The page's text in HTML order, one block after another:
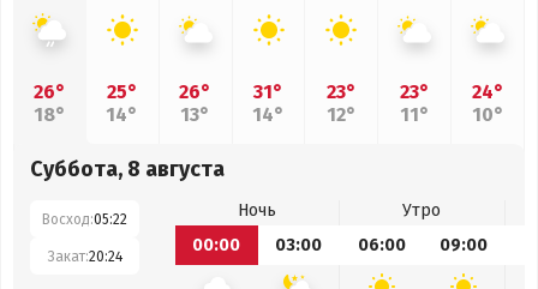
26°
18°
25°
14°
26°
13°
31°
14°
23°
12°
23°
11°
24°
10°
Суббота, 8 августа
Восход:05:22
Закат:20:24
Ночь
Утро
00:00
03:00 06:00 09:00